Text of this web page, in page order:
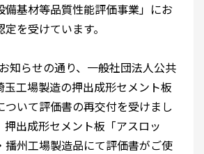
備基材等品質性能評価事業」にお
を受けています。
知らせの通り、一般社団法人公共
玉工場製造の押出成形セメント板
ついて評価書の再交付を受けまし
押出成形セメント板「アスロッ
播州工場製造品にて評価書がご使